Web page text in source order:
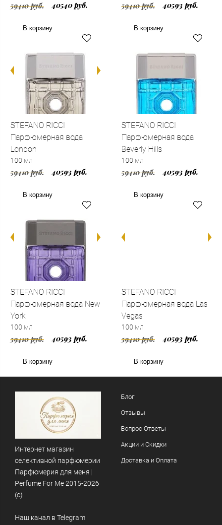
59410 руб. 40540 руб.
В корзину
59410 руб. 40593 руб.
В корзину
STEFANO RICCI
Парфюмерная вода
London
100 мл
59410 руб. 40593 руб.
В корзину
STEFANO RICCI
Парфюмерная вода
Beverly Hills
100 мл
59410 руб. 40593 руб.
В корзину
STEFANO RICCI
Парфюмерная вода New
York
100 мл
59410 руб. 40593 руб.
В корзину
STEFANO RICCI
Парфюмерная вода Las
Vegas
100 мл
59410 руб. 40593 руб.
В корзину
Интернет магазин
селективной парфюмерии
Парфюмерия для меня |
Perfume For Me 2015-2026
(c)
Наш канал в Telegram
Блог
Отзывы
Вопрос Ответы
Акции и Скидки
Доставка и Оплата